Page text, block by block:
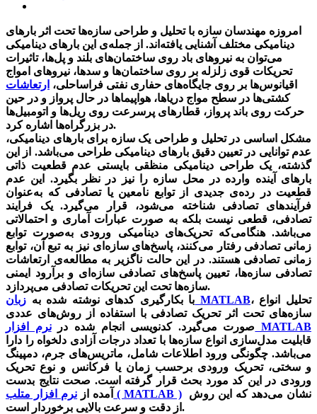
امروزه مهندسان سازه با تحلیل و طراحی سازه‌ها تحت اثر بارهای
دینامیکی مختلف آشنایی یافته‌اند. از جمله‌ی این بارهای دینامیکی
می‌توان به نیروهای باد روی ساختمان‌های بلند و پل‌ها، تاثیرات
تحریکات قوی زلزله بر روی ساختمان‌ها و سدها، نیروهای امواج
اقیانوس‌ها بر روی جایگاه‌های حفاری نفتی فراساحلی، ارتعاشات
کشتی‌ها در سطح مواج دریاها، هواپیماها در حال پرواز و در حین
حرکت روی باند پرواز، قطارهای پرسرعت روی ریل‌ها و اتومبیل‌ها
در بزرگراه‌ها اشاره کرد.
مشکل اساسی در تحلیل و طراحی یک سازه برای بارهای دینامیکی،
عدم توانایی در تعیین دقیق بارهای دینامیکی طراحی می‌باشد. از این
گذشته، یک طراحی دینامیکی منظقی بایستی عدم قطعیت ذاتی
بارهای آینده وارده در محل سازه را نیز در نظر بگیرد. این عدم
قطعیت در رده‌ی جدیدی از توابع نامعین یا تصادفی که به‌عنوان
فرآیندهای تصادفی شناخته می‌شود، قرار می‌گیرد. یک فرایند
تصادفی، قطعی نیست بلکه به صورت عبارات آماری و احتمالاتی
می‌باشد. هنگامی‌که تحریک‌های دینامیکی ورودی به‌صورت توابع
زمانی تصادفی رفتار می‌کنند، پاسخ‌های سازه‌ای نیز به تبع آن، توابع
زمانی تصادفی هستند. در این حالت ناگزیر به مطالعه‌ی ارتعاشات
تصادفی سازه‌ها، تعیین پاسخ‌های تصادفی سازه‌ای و برآرود ایمنی
سازه‌ها تحت این تحریکات تصادفی می‌پردازد.
با بکارگیری کدهای نوشته شده به زبان MATLAB، تحلیل انواع
سازه‌های تحت اثر تحریک تصادفی با استفاده از روش‌های عددی
صورت می‌گیرد. کدنویسی انجام شده در نرم افزار MATLAB
قابلیت مدل‌سازی انواع سازه‌ها با تعداد درجات آزادی دلخواه را دارا
می‌باشد. چگونگی ورود اطلاعات شامل، ماتریس‌های جرم، دمپینگ
و سختی، تحریک ورودی برحسب زمان یا فرکانس و نوع تحریک
ورودی در این کد مورد بحث قرار گرفته است. صحت نتایج بدست
آمده از نرم افزار متلب ( MATLAB )نشان می‌دهد که این روش
از دقت و سرعت بالایی برخوردار است.